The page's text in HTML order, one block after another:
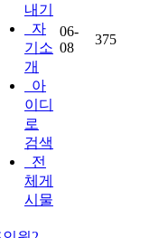
내기
자
기소
개
아
이디
로
검색
전
체게
시물
06-
08
375